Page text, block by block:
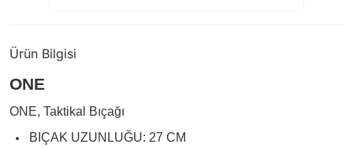
Ürün Bilgisi
ONE
ONE, Taktikal Bıçağı
BIÇAK UZUNLUĞU: 27 CM